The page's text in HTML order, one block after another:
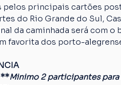
pelos principais cartões
do Rio Grande do Sul,
da caminhada será com
favorita dos porto-
**Minimo 2 participantes